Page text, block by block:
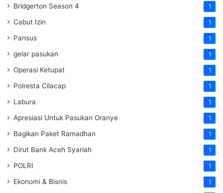
Bridgerton Season 4 1
Cabut Izin 1
Pansus 1
gelar pasukan 1
Operasi Ketupat 1
Polresta Cilacap 1
Labura 1
Apresiasi Untuk Pasukan Oranye 1
Bagikan Paket Ramadhan 1
Dirut Bank Aceh Syariah 1
POLRI 1
Ekonomi & Bisnis 1